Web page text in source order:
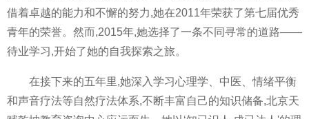
借着卓越的能力和不懈的努力,她在2011年荣获了第七届优秀
青年的荣誉。然而,2015年,她选择了一条不同寻常的道路——
待业学习,开始了她的自我探索之旅。
在接下来的五年里,她深入学习心理学、中医、情绪平衡
和声音疗法等自然疗法体系,不断丰富自己的知识储备,北京天